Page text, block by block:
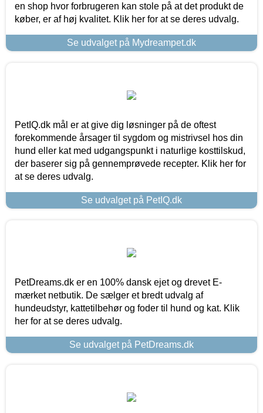
en shop hvor forbrugeren kan stole på at det produkt de
køber, er af høj kvalitet. Klik her for at se deres udvalg.
Se udvalget på Mydreampet.dk
PetIQ.dk mål er at give dig løsninger på de oftest
forekommende årsager til sygdom og mistrivsel hos din
hund eller kat med udgangspunkt i naturlige kosttilskud,
der baserer sig på gennemprøvede recepter. Klik her for
at se deres udvalg.
Se udvalget på PetIQ.dk
PetDreams.dk er en 100% dansk ejet og drevet E-
mærket netbutik. De sælger et bredt udvalg af
hundeudstyr, kattetilbehør og foder til hund og kat. Klik
her for at se deres udvalg.
Se udvalget på PetDreams.dk